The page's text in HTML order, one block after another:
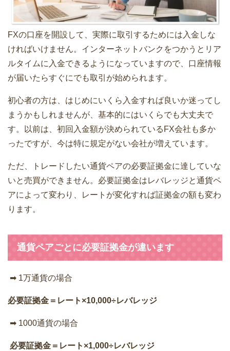
FXの口座を開設して、実際に取引するためには入金しな
ければいけません。インターネットバンクをつかうとリア
ルタイムに入金できるようになっていますので、口座情報
が届いたらすぐにでも取引が始められます。
初心者の方は、はじめにいくら入金すれば良いか迷ってし
まうかもしれませんが、基本的にはいくらでも大丈夫で
す。以前は、初回入金額が決められているFX会社も多か
ったですが、今は特に規定がない会社が増えています。
ただ、トレードしたい通貨ペアの必要証拠金に達していな
いと売買ができません。必要証拠金はレバレッジと通貨ペ
アによって変わり、レートが変化すれば証拠金の額も変わ
ります。
通貨ペアごとに必要証拠金が違います
➡ 1万通貨の場合
必要証拠金＝レート×10,000÷レバレッジ
➡ 1000通貨の場合
必要証拠金＝レート×1,000÷レバレッジ